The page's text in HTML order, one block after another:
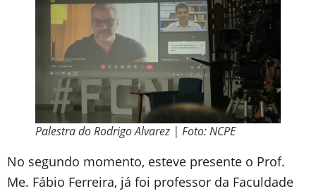
Palestra do Rodrigo Alvarez | Foto: NCPE
No segundo momento, esteve presente o Prof.
Me. Fábio Ferreira, já foi professor da Faculdade